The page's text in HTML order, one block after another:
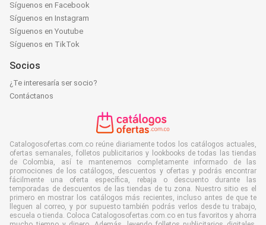
Síguenos en Facebook
Síguenos en Instagram
Síguenos en Youtube
Síguenos en TikTok
Socios
¿Te interesaría ser socio?
Contáctanos
Catalogosofertas.com.co reúne diariamente todos los catálogos actuales,
ofertas semanales, folletos publicitarios y lookbooks de todas las tiendas
de Colombia, así te mantenemos completamente informado de las
promociones de los catálogos, descuentos y ofertas y podrás encontrar
fácilmente una oferta específica, rebaja o descuento durante las
temporadas de descuentos de las tiendas de tu zona. Nuestro sitio es el
primero en mostrar los catálogos más recientes, incluso antes de que te
lleguen al correo, y por supuesto también podrás verlos desde tu trabajo,
escuela o tienda. Coloca Catalogosofertas.com.co en tus favoritos y ahorra